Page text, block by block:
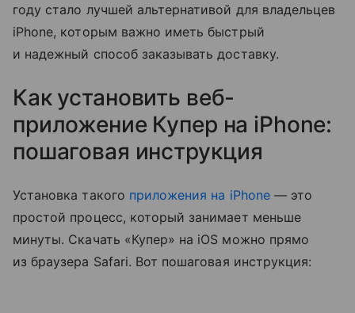
году стало лучшей альтернативой для владельцев
iPhone, которым важно иметь быстрый
и надежный способ заказывать доставку.
Как установить веб-
приложение Купер на iPhone:
пошаговая инструкция
Установка такого приложения на iPhone— это
простой процесс, который занимает меньше
минуты. Скачать «Купер» на iOS можно прямо
из браузера Safari. Вот пошаговая инструкция: